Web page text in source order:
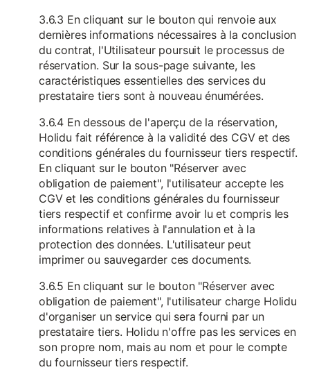
3.6.3 En cliquant sur le bouton qui renvoie aux
dernières informations nécessaires à la conclusion
du contrat, l'Utilisateur poursuit le processus de
réservation. Sur la sous-page suivante, les
caractéristiques essentielles des services du
prestataire tiers sont à nouveau énumérées.
3.6.4 En dessous de l'aperçu de la réservation,
Holidu fait référence à la validité des CGV et des
conditions générales du fournisseur tiers respectif.
En cliquant sur le bouton "Réserver avec
obligation de paiement", l'utilisateur accepte les
CGV et les conditions générales du fournisseur
tiers respectif et confirme avoir lu et compris les
informations relatives à l'annulation et à la
protection des données. L'utilisateur peut
imprimer ou sauvegarder ces documents.
3.6.5 En cliquant sur le bouton "Réserver avec
obligation de paiement", l'utilisateur charge Holidu
d'organiser un service qui sera fourni par un
prestataire tiers. Holidu n'offre pas les services en
son propre nom, mais au nom et pour le compte
du fournisseur tiers respectif.